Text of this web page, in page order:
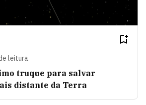
leitura
truque para salvar
distante da Terra